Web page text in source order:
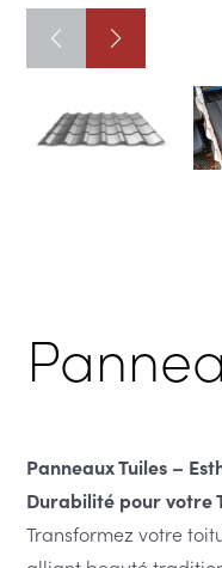
Panneaux Tuiles –
Durabilité pour votre
Transformez votre